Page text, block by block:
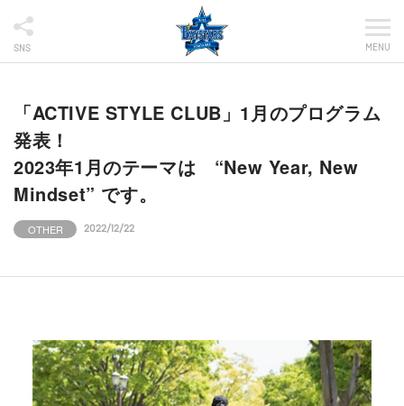
SNS MENU
「ACTIVE STYLE CLUB」1月のプログラム
発表！
2023年1月のテーマは “New Year, New
Mindset” です。
OTHER 2022/12/22